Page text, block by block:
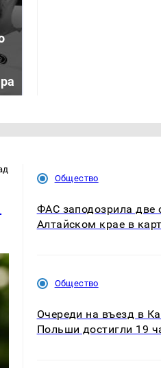
Общество
ФАС заподозрила две
Алтайском крае в
Общество
Очереди на въезд в
Польши достигли 19